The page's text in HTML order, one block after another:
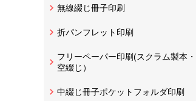
無線綴じ冊子印刷
折パンフレット印刷
フリーペーパー印刷(スクラム製本・
空綴じ）
中綴じ冊子ポケットフォルダ印刷